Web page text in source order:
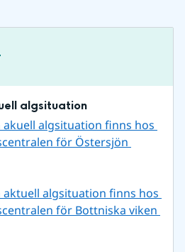
algsituation
algsituation finns hos
för Östersjön
algsituation finns hos
för Bottniska viken